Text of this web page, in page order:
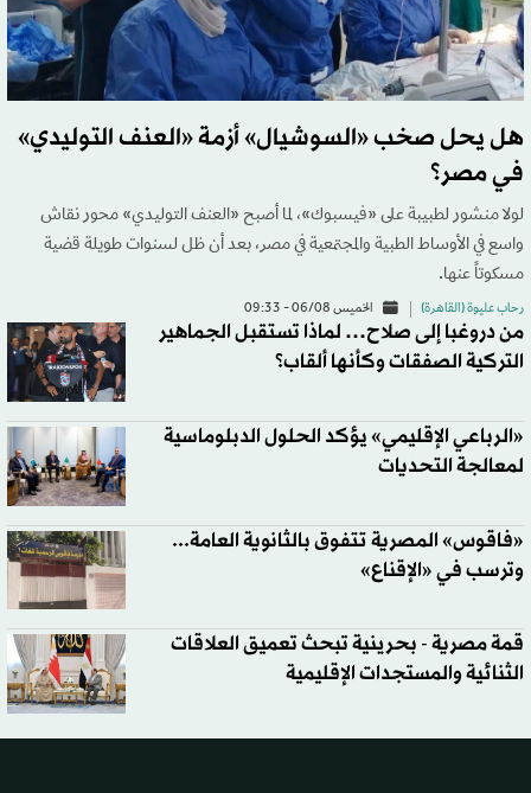
هل يحل صخب «السوشيال» أزمة «العنف التوليدي»
في مصر؟
لولا منشور لطبيبة على «فيسبوك»، لما أصبح «العنف التوليدي» محور نقاش
واسع في الأوساط الطبية والمجتمعية في مصر، بعد أن ظل لسنوات طويلة قضية
مسكوتاً عنها.
رحاب عليوة (القاهرة) الخميس 06/08 - 09:33
من دروغبا إلى صلاح… لماذا تستقبل الجماهير
التركية الصفقات وكأنها ألقاب؟
«الرباعي الإقليمي» يؤكد الحلول الدبلوماسية
لمعالجة التحديات
«فاقوس» المصرية تتفوق بالثانوية العامة...
وترسب في «الإقناع»
قمة مصرية - بحرينية تبحث تعميق العلاقات
الثنائية والمستجدات الإقليمية